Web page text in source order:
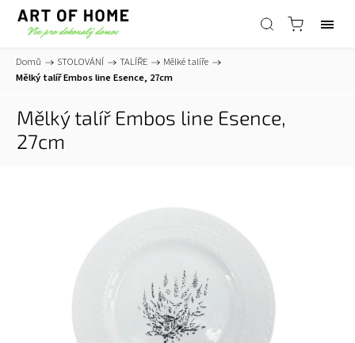
Domů / STOLOVÁNÍ / TALÍŘE / Mělké talíře /
Mělký talíř Embos line Esence, 27cm
Mělký talíř Embos line Esence,
27cm